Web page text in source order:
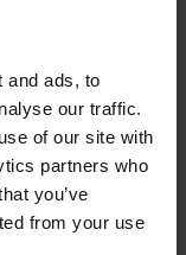
and ads, to
our traffic.
of our site with
partners who
you’ve
from your use
Podsumowanie AI
dobrymi
jej